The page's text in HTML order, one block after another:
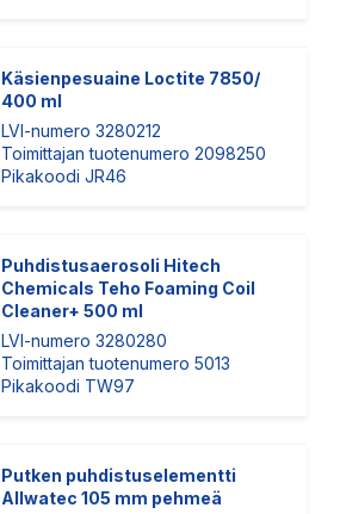
Käsienpesuaine Loctite 7850/
400 ml
LVI-numero 3280212
Toimittajan tuotenumero 2098250
Pikakoodi JR46
Puhdistusaerosoli Hitech
Chemicals Teho Foaming Coil
Cleaner+ 500 ml
LVI-numero 3280280
Toimittajan tuotenumero 5013
Pikakoodi TW97
Putken puhdistuselementti
Allwatec 105 mm pehmeä